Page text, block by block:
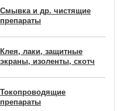
Смывка и др. чистящие
препараты
Клея, лаки, защитные
экраны, изоленты, скотч
Токопроводящие
препараты